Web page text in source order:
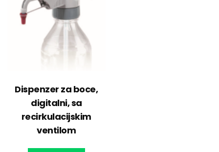
Dispenzer za boce,
digitalni, sa
recirkulacijskim
ventilom